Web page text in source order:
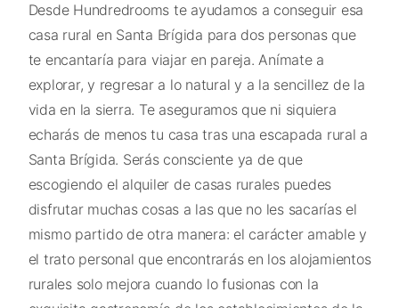
Desde Hundredrooms te ayudamos a conseguir esa
casa rural en Santa Brígida para dos personas que
te encantaría para viajar en pareja. Anímate a
explorar, y regresar a lo natural y a la sencillez de la
vida en la sierra. Te aseguramos que ni siquiera
echarás de menos tu casa tras una escapada rural a
Santa Brígida. Serás consciente ya de que
escogiendo el alquiler de casas rurales puedes
disfrutar muchas cosas a las que no les sacarías el
mismo partido de otra manera: el carácter amable y
el trato personal que encontrarás en los alojamientos
rurales solo mejora cuando lo fusionas con la